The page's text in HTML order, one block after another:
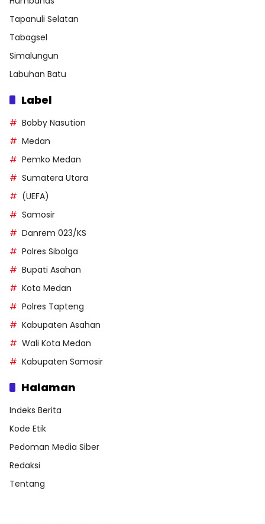
Tapanuli Selatan
Tabagsel
Simalungun
Labuhan Batu
Label
Bobby Nasution
Medan
Pemko Medan
Sumatera Utara
(UEFA)
Samosir
Danrem 023/KS
Polres Sibolga
Bupati Asahan
Kota Medan
Polres Tapteng
Kabupaten Asahan
Wali Kota Medan
Kabupaten Samosir
Halaman
Indeks Berita
Kode Etik
Pedoman Media Siber
Redaksi
Tentang